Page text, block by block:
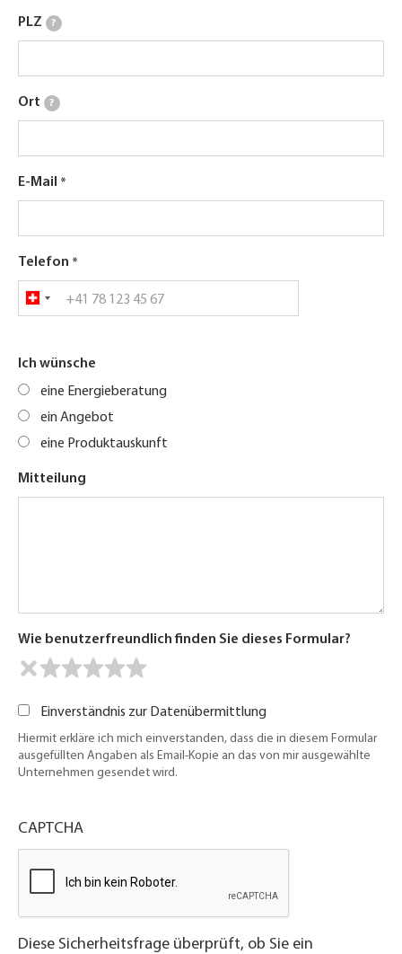
PLZ ?
Ort ?
E-Mail
Telefon
Ich wünsche
eine Energieberatung
ein Angebot
eine Produktauskunft
Mitteilung
Wie benutzerfreundlich finden Sie dieses Formular?
Einverständnis zur Datenübermittlung
Hiermit erkläre ich mich einverstanden, dass die in diesem Formular
ausgefüllten Angaben als Email-Kopie an das von mir ausgewählte
Unternehmen gesendet wird.
CAPTCHA
Diese Sicherheitsfrage überprüft, ob Sie ein